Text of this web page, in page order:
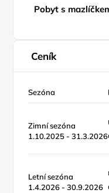
Pobyt s
Ceník
Sezóna
Zimní sezóna
1.10.2025 - 31.3.2026
Letní sezóna
1.4.2026 - 30.9.2026